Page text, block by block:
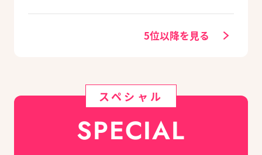
5位以降を見る
スペシャル
SPECIAL